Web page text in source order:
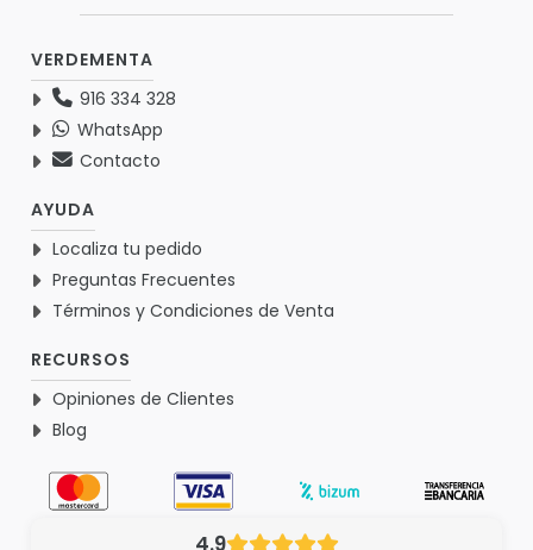
VERDEMENTA
916 334 328
WhatsApp
Contacto
AYUDA
Localiza tu pedido
Preguntas Frecuentes
Términos y Condiciones de Venta
RECURSOS
Opiniones de Clientes
Blog